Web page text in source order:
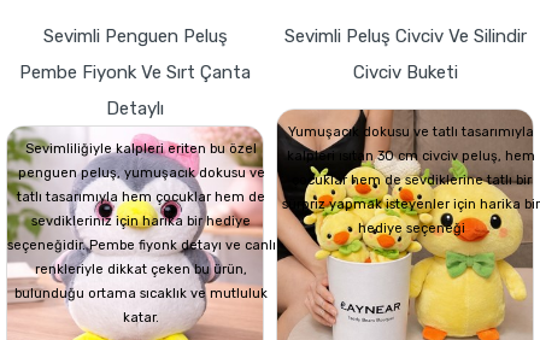
Sevimli Penguen Peluş
Pembe Fiyonk Ve Sırt Çanta
Detaylı
Sevimliliğiyle kalpleri eriten bu özel
penguen peluş, yumuşacık dokusu ve
tatlı tasarımıyla hem çocuklar hem de
sevdikleriniz için harika bir hediye
seçeneğidir. Pembe fiyonk detayı ve canlı
renkleriyle dikkat çeken bu ürün,
bulunduğu ortama sıcaklık ve mutluluk
katar.
Sevimli Peluş Civciv Ve Silindir
Civciv Buketi
Yumuşacık dokusu ve tatlı tasarımıyla
kalpleri ısıtan 30 cm civciv peluş, hem
çocuklar hem de sevdiklerine tatlı bir
sürpriz yapmak isteyenler için harika bir
hediye seçeneği